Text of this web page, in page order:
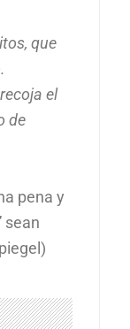
que
el
de
pena y
sean